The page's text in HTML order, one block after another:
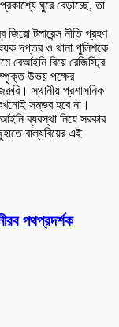
ঘুরে বেড়াচ্ছে, তা
টলারেন্স নীতি গ্রহণ
দপ্তর ও থানা পুলিশকে
বেআইনি বিয়ে রেজিস্ট্রি
উভয় পক্ষের
স্থানীয় প্রশাসনিক
সম্ভব হবে না।
ব্যবস্থা নিয়ে সরকার
বাল্যবিয়ের এই
পথপ্রদর্শক